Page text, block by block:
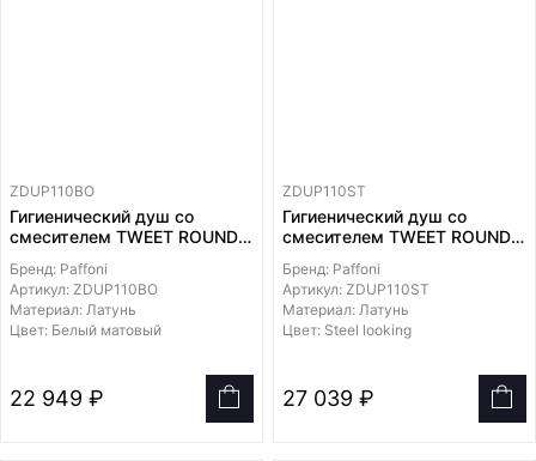
ZDUP110BO
Гигиенический душ со
смесителем TWEET ROUND
лейка и держатель из
металла, шланг PVC
1200мм, встраиваемая
часть в комплекте
Бренд: Paffoni
Артикул: ZDUP110BO
Материал: Латунь
Цвет: Белый матовый
22 949 ₽
ZDUP110ST
Гигиенический душ со
смесителем TWEET ROUND
лейка и держатель из
металла, шланг металл
1200мм, встраиваемая
часть в комплекте
Бренд: Paffoni
Артикул: ZDUP110ST
Материал: Латунь
Цвет: Steel looking
27 039 ₽